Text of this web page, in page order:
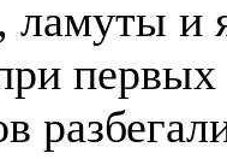
ламуты и